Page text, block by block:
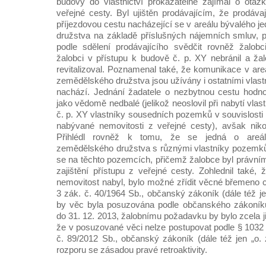
veřejné cesty. Byl ujištěn prodávajícím, že
příjezdovou cestu nacházející se v areálu bývalého
družstva na základě příslušných nájemních smluv,
podle sdělení prodávajícího svědčit rovněž
žalobci v přístupu k budově č. p. XY nebránil a
revitalizoval. Poznamenal také, že komunikace v
zemědělského družstva jsou užívány i ostatními
nachází. Jednání žadatele o nezbytnou cestu
jako vědomě nedbalé (jelikož neoslovil při nabytí
č. p. XY vlastníky sousedních pozemků v
nabývané nemovitosti z veřejné cesty), avšak
Přihlédl rovněž k tomu, že se jedná o areál
zemědělského družstva s různými vlastníky
se na těchto pozemcích, přičemž žalobce byl
zajištění přístupu z veřejné cesty. Zohlednil také,
nemovitost nabyl, bylo možné zřídit věcné břemeno
3 zák. č. 40/1964 Sb., občanský zákoník (dále též
by věc byla posuzována podle občanského
do 31. 12. 2013, žalobnímu požadavku by bylo zcela
že v posuzované věci nelze postupovat podle §
č. 89/2012 Sb., občanský zákoník (dále též jen
rozporu se zásadou pravé retroaktivity.